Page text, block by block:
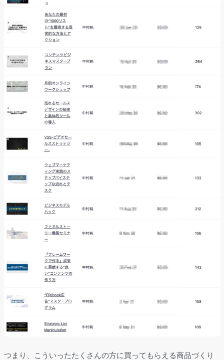
つまり、こういったたくさんの方に買ってもらえる商品づくり